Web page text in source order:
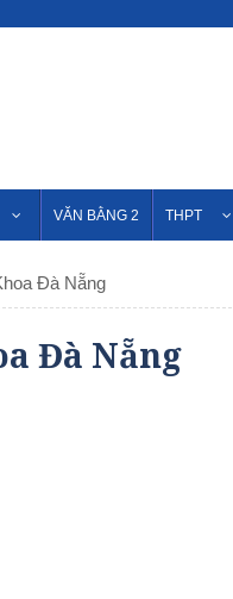
VĂN BẰNG 2 THPT
Đà Nẵng
Đà Nẵng